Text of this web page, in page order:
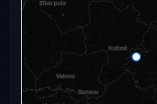
Радарната снимка в
Отвори в пълна
Опитайте отново
Отвори в